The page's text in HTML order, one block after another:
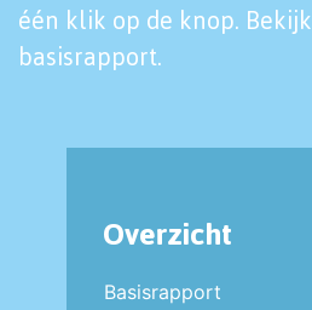
één klik op de knop. Bekijk
basisrapport.
Overzicht
Basisrapport